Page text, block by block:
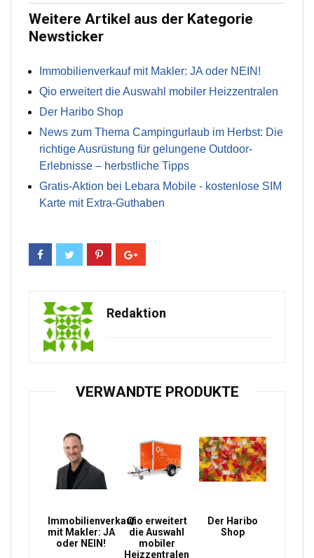
Weitere Artikel aus der Kategorie
Newsticker
Immobilienverkauf mit Makler: JA oder NEIN!
Qio erweitert die Auswahl mobiler Heizzentralen
Der Haribo Shop
News zum Thema Campingurlaub im Herbst: Die
richtige Ausrüstung für gelungene Outdoor-
Erlebnisse – herbstliche Tipps
Gratis-Aktion bei Lebara Mobile - kostenlose SIM
Karte mit Extra-Guthaben
Redaktion
VERWANDTE PRODUKTE
Immobilienverkauf
mit Makler: JA
oder NEIN!
Qio erweitert
die Auswahl
mobiler
Heizzentralen
Der Haribo
Shop